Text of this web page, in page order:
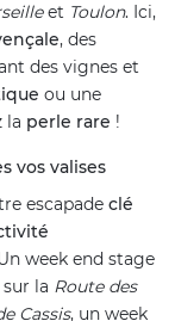
et Toulon. Ici,
, des
des vignes et
ou une
la perle rare !
vos valises
escapade clé
week end stage
la Route des
Cassis, un week